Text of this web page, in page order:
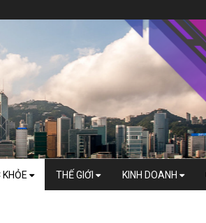
THẾ GIỚI KINH DOANH